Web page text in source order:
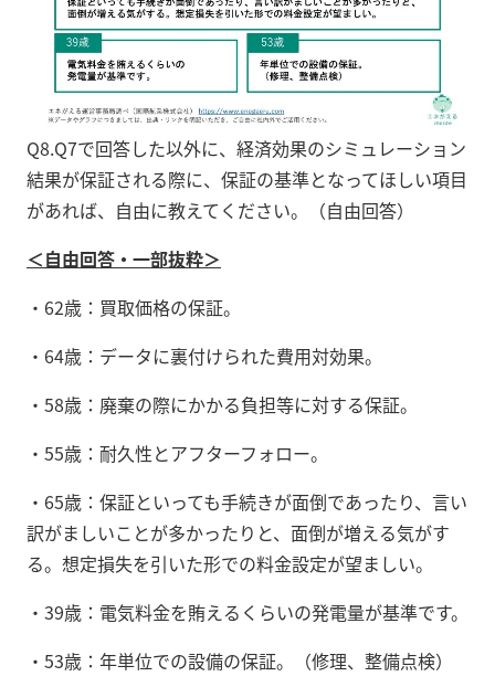
Q8.Q7で回答した以外に、経済効果のシミュレーション
結果が保証される際に、保証の基準となってほしい項目
があれば、自由に教えてください。（自由回答）
＜自由回答・一部抜粋＞
・62歳：買取価格の保証。
・64歳：データに裏付けられた費用対効果。
・58歳：廃棄の際にかかる負担等に対する保証。
・55歳：耐久性とアフターフォロー。
・65歳：保証といっても手続きが面倒であったり、言い
訳がましいことが多かったりと、面倒が増える気がす
る。想定損失を引いた形での料金設定が望ましい。
・39歳：電気料金を賄えるくらいの発電量が基準です。
・53歳：年単位での設備の保証。（修理、整備点検）